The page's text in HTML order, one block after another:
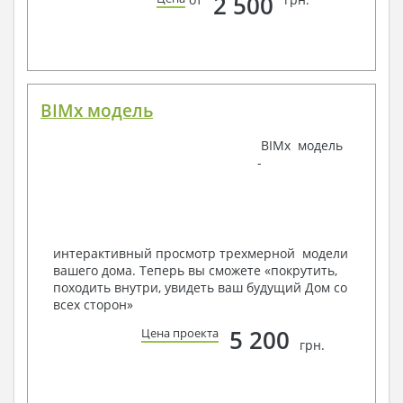
Отопление, вентиляция
Условные обозначения с общими данными
Аксонометрическая схема системы отопления
Условные обозначения и общие данные
Принципиальная схема ВРУ
План сетей освещения, план силовых сетей
Схема системы уравнения потенциалов
Схема повторного контура заземления
Спецификация материалов
Проект является типовым и не учитывает конкретных
BIMx модель
BIMx модель
-
интерактивный просмотр трехмерной модели
вашего дома. Теперь вы сможете «покрутить,
походить внутри, увидеть ваш будущий Дом со
всех сторон»
Цена проекта 5 200 грн.